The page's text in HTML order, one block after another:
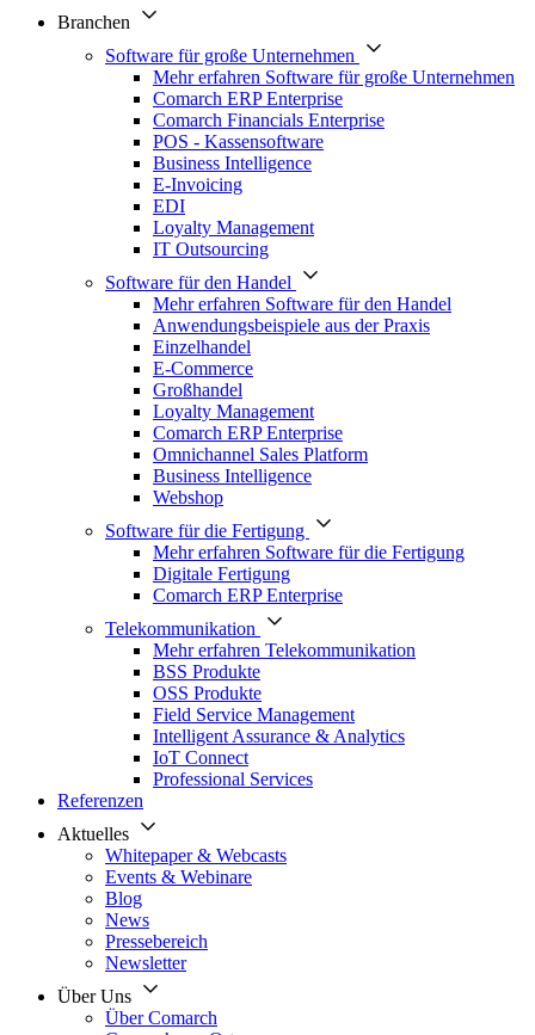
Branchen
Software für große Unternehmen
Mehr erfahren Software für große Unternehmen
Comarch ERP Enterprise
Comarch Financials Enterprise
POS - Kassensoftware
Business Intelligence
E-Invoicing
EDI
Loyalty Management
IT Outsourcing
Software für den Handel
Mehr erfahren Software für den Handel
Anwendungsbeispiele aus der Praxis
Einzelhandel
E-Commerce
Großhandel
Loyalty Management
Comarch ERP Enterprise
Omnichannel Sales Platform
Business Intelligence
Webshop
Software für die Fertigung
Mehr erfahren Software für die Fertigung
Digitale Fertigung
Comarch ERP Enterprise
Telekommunikation
Mehr erfahren Telekommunikation
BSS Produkte
OSS Produkte
Field Service Management
Intelligent Assurance & Analytics
IoT Connect
Professional Services
Referenzen
Aktuelles
Whitepaper & Webcasts
Events & Webinare
Blog
News
Pressebereich
Newsletter
Über Uns
Über Comarch